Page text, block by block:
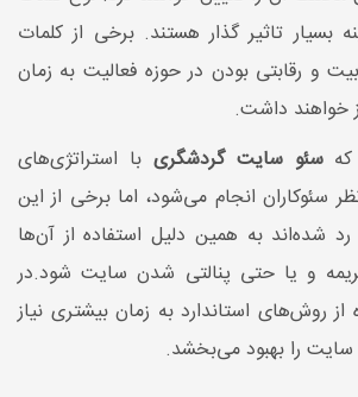
بسیار تاثیر گذار هستند. برخی از کلمات
و رقابتی بودن در حوزه فعالیت به زمان
خواهند داشت.
کهسئو سایت گردشگری با استراتژی‌های
سئوکاران انجام می‌شود، اما برخی از این
شده‌اند به همین دلیل استفاده از آن‌ها
و یا حتی پنالتی شدن سایت شود.در
از روش‌های استاندارد به زمان بیشتری نیاز
سایت را بهبود می‌بخشد.